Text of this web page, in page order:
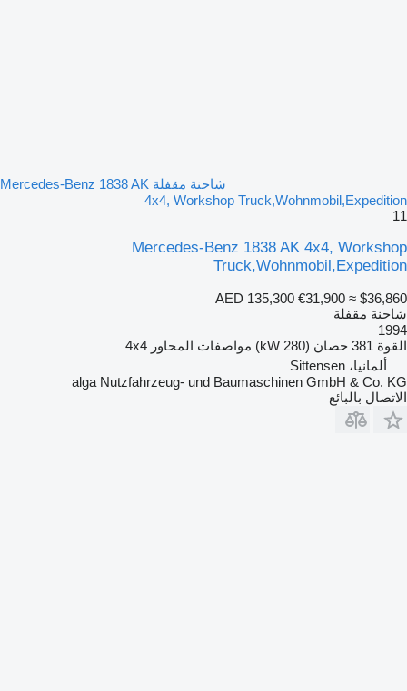
شاحنة مقفلة Mercedes-Benz 1838 AK
4x4, Workshop Truck,Wohnmobil,Expedition
11
Mercedes-Benz 1838 AK 4x4, Workshop
Truck,Wohnmobil,Expedition
AED 135,300 €31,900 ≈ $36,860
شاحنة مقفلة
1994
القوة 381 حصان (280 kW) مواصفات المحاور 4x4
ألمانيا، Sittensen
alga Nutzfahrzeug- und Baumaschinen GmbH & Co. KG
الاتصال بالبائع